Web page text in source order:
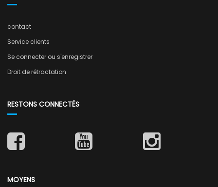
contact
Service clients
Se connecter ou s'enregistrer
Droit de rétractation
RESTONS CONNECTÉS
MOYENS